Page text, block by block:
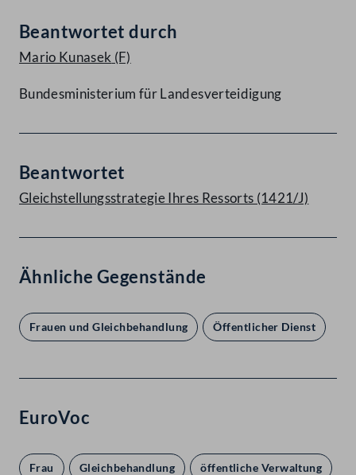
Beantwortet durch
Mario Kunasek (F)
Bundesministerium für Landesverteidigung
Beantwortet
Gleichstellungsstrategie Ihres Ressorts (1421/J)
Ähnliche Gegenstände
Frauen und Gleichbehandlung Öffentlicher Dienst
EuroVoc
Frau Gleichbehandlung öffentliche Verwaltung